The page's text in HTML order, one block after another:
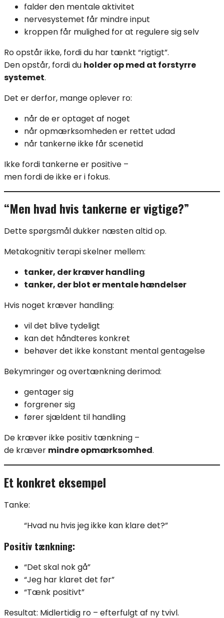
falder den mentale aktivitet
nervesystemet får mindre input
kroppen får mulighed for at regulere sig selv
Ro opstår ikke, fordi du har tænkt “rigtigt”.
Den opstår, fordi du holder op med at forstyrre
systemet.
Det er derfor, mange oplever ro:
når de er optaget af noget
når opmærksomheden er rettet udad
når tankerne ikke får scenetid
Ikke fordi tankerne er positive –
men fordi de ikke er i fokus.
“Men hvad hvis tankerne er vigtige?”
Dette spørgsmål dukker næsten altid op.
Metakognitiv terapi skelner mellem:
tanker, der kræver handling
tanker, der blot er mentale hændelser
Hvis noget kræver handling:
vil det blive tydeligt
kan det håndteres konkret
behøver det ikke konstant mental gentagelse
Bekymringer og overtænkning derimod:
gentager sig
forgrener sig
fører sjældent til handling
De kræver ikke positiv tænkning –
de kræver mindre opmærksomhed.
Et konkret eksempel
Tanke:
“Hvad nu hvis jeg ikke kan klare det?”
Positiv tænkning:
“Det skal nok gå”
“Jeg har klaret det før”
“Tænk positivt”
Resultat: Midlertidig ro – efterfulgt af ny tvivl.